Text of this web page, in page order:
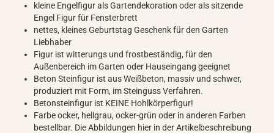
kleine Engelfigur als Gartendekoration oder als sitzende
Engel Figur für Fensterbrett
nettes, kleines Geburtstag Geschenk für den Garten
Liebhaber
Figur ist witterungs und frostbeständig, für den
Außenbereich im Garten oder Hauseingang geeignet
Beton Steinfigur ist aus Weißbeton, massiv und schwer,
produziert mit Form, im Steinguss Verfahren.
Betonsteinfigur ist KEINE Hohlkörperfigur!
Farbe ocker, hellgrau, ocker-grün oder in anderen Farben
bestellbar. Die Abbildungen hier in der Artikelbeschreibung